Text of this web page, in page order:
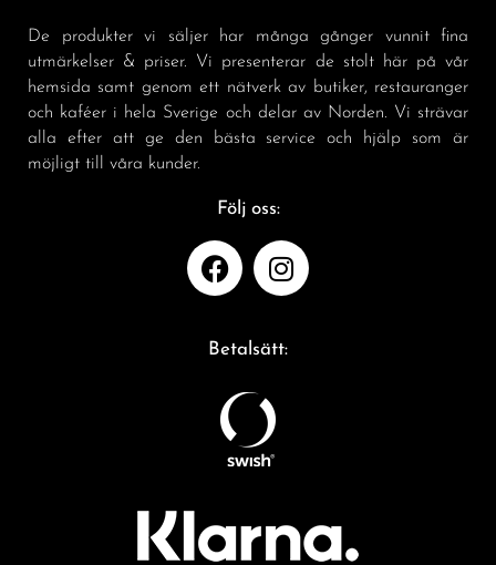
De produkter vi säljer har många gånger vunnit fina
utmärkelser & priser. Vi presenterar de stolt här på vår
hemsida samt genom ett nätverk av butiker, restauranger
och kaféer i hela Sverige och delar av Norden. Vi strävar
alla efter att ge den bästa service och hjälp som är
möjligt till våra kunder.
Följ oss:
Betalsätt: